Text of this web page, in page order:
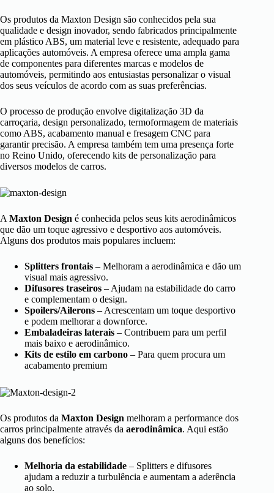
Os produtos da Maxton Design são conhecidos pela sua
qualidade e design inovador, sendo fabricados principalmente
em plástico ABS, um material leve e resistente, adequado para
aplicações automóveis. A empresa oferece uma ampla gama
de componentes para diferentes marcas e modelos de
automóveis, permitindo aos entusiastas personalizar o visual
dos seus veículos de acordo com as suas preferências.
O processo de produção envolve digitalização 3D da
carroçaria, design personalizado, termoformagem de materiais
como ABS, acabamento manual e fresagem CNC para
garantir precisão. A empresa também tem uma presença forte
no Reino Unido, oferecendo kits de personalização para
diversos modelos de carros.
A Maxton Design é conhecida pelos seus kits aerodinâmicos
que dão um toque agressivo e desportivo aos automóveis.
Alguns dos produtos mais populares incluem:
Splitters frontais – Melhoram a aerodinâmica e dão um
visual mais agressivo.
Difusores traseiros – Ajudam na estabilidade do carro
e complementam o design.
Spoilers/Ailerons – Acrescentam um toque desportivo
e podem melhorar a downforce.
Embaladeiras laterais – Contribuem para um perfil
mais baixo e aerodinâmico.
Kits de estilo em carbono – Para quem procura um
acabamento premium
Os produtos da Maxton Design melhoram a performance dos
carros principalmente através da aerodinâmica. Aqui estão
alguns dos benefícios:
Melhoria da estabilidade – Splitters e difusores
ajudam a reduzir a turbulência e aumentam a aderência
ao solo.